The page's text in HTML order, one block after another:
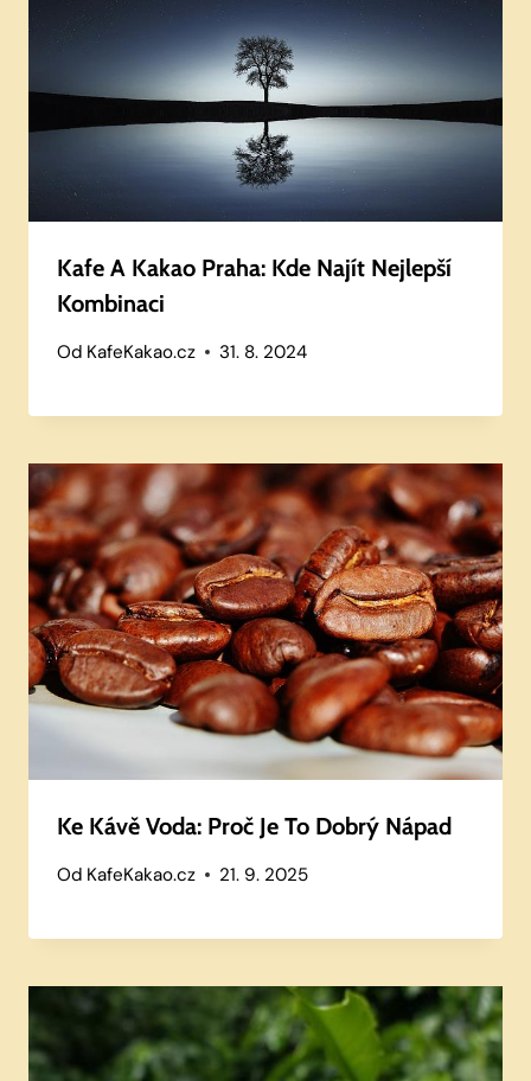
Kafe A Kakao Praha: Kde Najít Nejlepší
Kombinaci
Od KafeKakao.cz 31. 8. 2024
Ke Kávě Voda: Proč Je To Dobrý Nápad
Od KafeKakao.cz 21. 9. 2025